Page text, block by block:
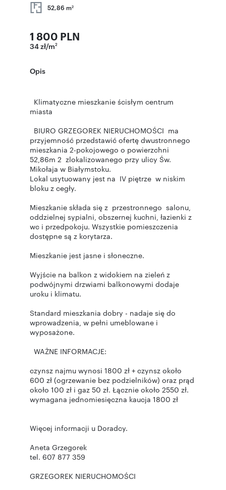
52,86 m2
1 800 PLN
34 zł/m2
Opis
Klimatyczne mieszkanie ścisłym centrum
miasta
BIURO GRZEGOREK NIERUCHOMOŚCI ma
przyjemność przedstawić ofertę dwustronnego
mieszkania 2-pokojowego o powierzchni
52,86m 2 zlokalizowanego przy ulicy Św.
Mikołaja w Białymstoku.
Lokal usytuowany jest na IV piętrze w niskim
bloku z cegły.
Mieszkanie składa się z przestronnego salonu,
oddzielnej sypialni, obszernej kuchni, łazienki z
wc i przedpokoju. Wszystkie pomieszczenia
dostępne są z korytarza.
Mieszkanie jest jasne i słoneczne.
Wyjście na balkon z widokiem na zieleń z
podwójnymi drzwiami balkonowymi dodaje
uroku i klimatu.
Standard mieszkania dobry - nadaje się do
wprowadzenia, w pełni umeblowane i
wyposażone.
WAŻNE INFORMACJE:
czynsz najmu wynosi 1800 zł + czynsz około
600 zł (ogrzewanie bez podzielników) oraz prąd
około 100 zł i gaz 50 zł. Łącznie około 2550 zł.
wymagana jednomiesięczna kaucja 1800 zł
Więcej informacji u Doradcy.
Aneta Grzegorek
tel. 607 877 359
GRZEGOREK NIERUCHOMOŚCI